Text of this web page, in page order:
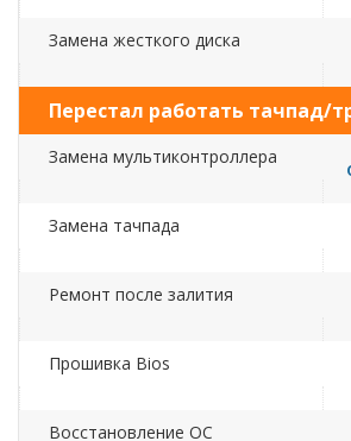
Замена жесткого диска
Перестал работать тачпад/
Замена мультиконтроллера
Замена тачпада
Ремонт после залития
Прошивка Bios
Восстановление ОС